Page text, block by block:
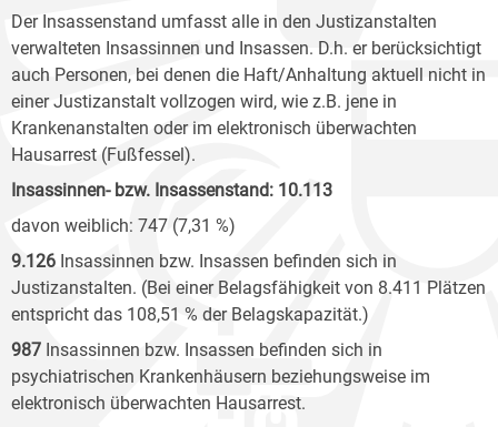
Der Insassenstand umfasst alle in den Justizanstalten
verwalteten Insassinnen und Insassen. D.h. er berücksichtigt
auch Personen, bei denen die Haft/Anhaltung aktuell nicht in
einer Justizanstalt vollzogen wird, wie z.B. jene in
Krankenanstalten oder im elektronisch überwachten
Hausarrest (Fußfessel).
Insassinnen- bzw. Insassenstand: 10.113
davon weiblich: 747 (7,31 %)
9.126 Insassinnen bzw. Insassen befinden sich in
Justizanstalten. (Bei einer Belagsfähigkeit von 8.411 Plätzen
entspricht das 108,51 % der Belagskapazität.)
987 Insassinnen bzw. Insassen befinden sich in
psychiatrischen Krankenhäusern beziehungsweise im
elektronisch überwachten Hausarrest.